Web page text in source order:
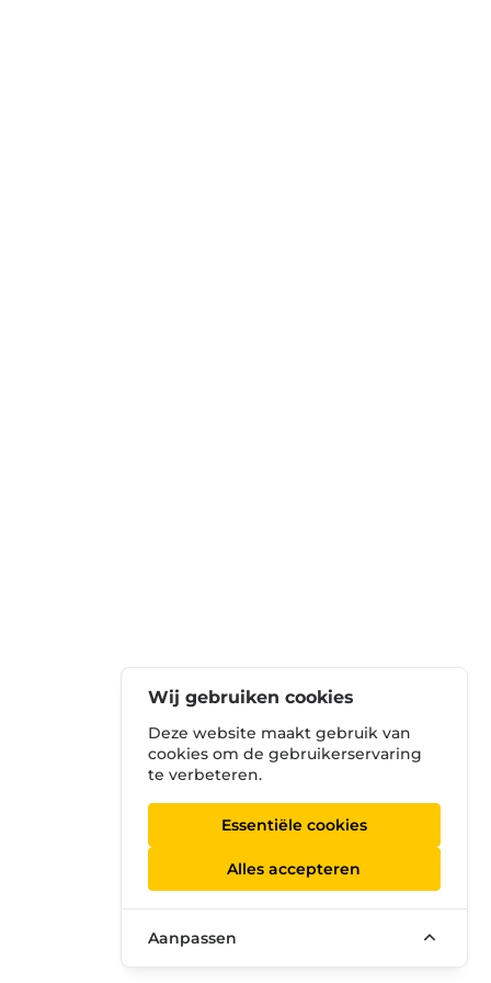
Wij gebruiken cookies
Deze website maakt gebruik van
cookies om de gebruikerservaring
te verbeteren.
Essentiële cookies
Alles accepteren
Aanpassen